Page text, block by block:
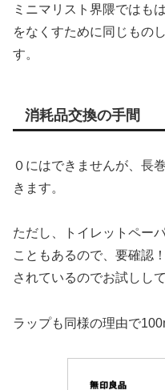
ミニマリスト界隈ではも
をなくすために同じもの
す。
消耗品交換の手間
０にはできませんが、長
きます。
ただし、トイレットペー
こともあるので、要確認
されているのでお試しし
ラップも同様の理由で